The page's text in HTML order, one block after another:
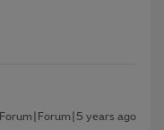
Forum|Forum|5 years ago